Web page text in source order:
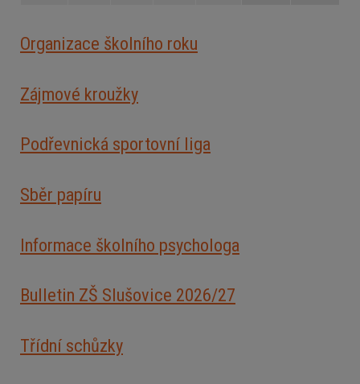
Organizace školního roku
Zájmové kroužky
Podřevnická sportovní liga
Sběr papíru
Informace školního psychologa
Bulletin ZŠ Slušovice 2026/27
Třídní schůzky